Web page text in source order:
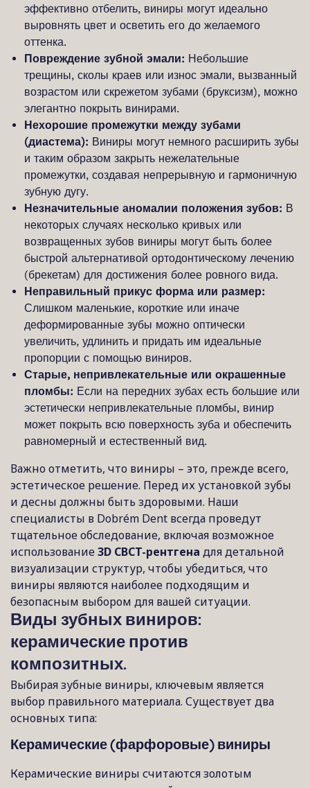
эффективно отбелить, виниры могут идеально
выровнять цвет и осветить его до желаемого
оттенка.
Повреждение зубной эмали: Небольшие
трещины, сколы краев или износ эмали, вызванный
возрастом или скрежетом зубами (бруксизм), можно
элегантно покрыть винирами.
Нехорошие промежутки между зубами
(диастема): Виниры могут немного расширить зубы
и таким образом закрыть нежелательные
промежутки, создавая непрерывную и гармоничную
зубную дугу.
Незначительные аномалии положения зубов: В
некоторых случаях несколько кривых или
возвращенных зубов виниры могут быть более
быстрой альтернативой ортодонтическому лечению
(брекетам) для достижения более ровного вида.
Неправильный прикус форма или размер:
Слишком маленькие, короткие или иначе
деформированные зубы можно оптически
увеличить, удлинить и придать им идеальные
пропорции с помощью виниров.
Старые, непривлекательные или окрашенные
пломбы: Если на передних зубах есть большие или
эстетически непривлекательные пломбы, винир
может покрыть всю поверхность зуба и обеспечить
равномерный и естественный вид.
Важно отметить, что виниры – это, прежде всего,
эстетическое решение. Перед их установкой зубы
и десны должны быть здоровыми. Наши
специалисты в Dobrém Dent всегда проведут
тщательное обследование, включая возможное
использование3D CBCT-рентгена для детальной
визуализации структур, чтобы убедиться, что
виниры являются наиболее подходящим и
безопасным выбором для вашей ситуации.
Виды зубных виниров:
керамические против
композитных.
Выбирая зубные виниры, ключевым является
выбор правильного материала. Существует два
основных типа:
Керамические (фарфоровые) виниры
Керамические виниры считаются золотым